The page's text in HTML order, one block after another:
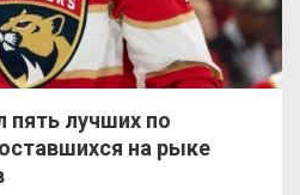
пять лучших по
на рыке